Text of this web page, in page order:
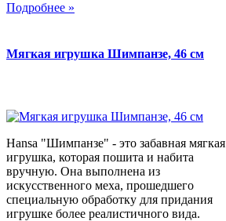
Подробнее »
Мягкая игрушка Шимпанзе, 46 см
Hansa "Шимпанзе" - это забавная мягкая
игрушка, которая пошита и набита
вручную. Она выполнена из
искусственного меха, прошедшего
специальную обработку для придания
игрушке более реалистичного вида.